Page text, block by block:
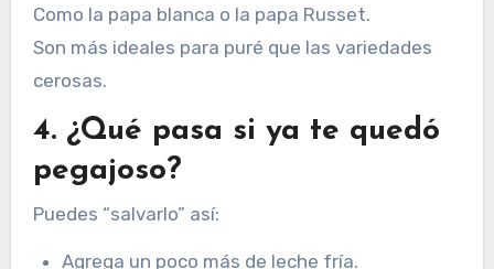
Como la papa blanca o la papa Russet.
Son más ideales para puré que las variedades
cerosas.
4. ¿Qué pasa si ya te quedó
pegajoso?
Puedes “salvarlo” así:
Agrega un poco más de leche fría.